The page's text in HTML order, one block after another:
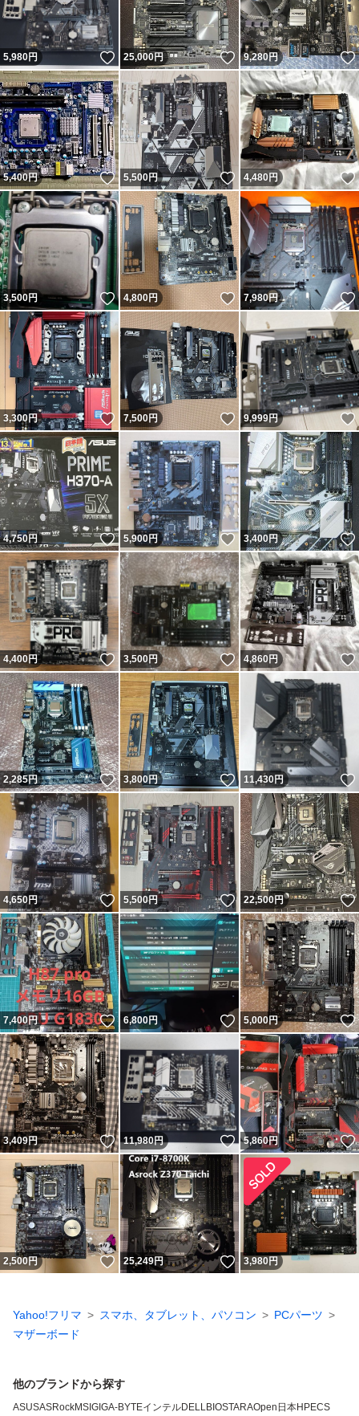
5,980円 いいね！
25,000円 いいね！
9,280円
5,400円 いいね！
5,500円 いいね！
4,480円
3,500円 いいね！
4,800円 いいね！
7,980円
3,300円 いいね！
7,500円 いいね！
9,999円
4,750円 いいね！
5,900円 いいね！
3,400円
4,400円 いいね！
3,500円 いいね！
4,860円
2,285円 いいね！
3,800円 いいね！
11,430円
4,650円 いいね！
5,500円 いいね！
22,500円
7,400円 いいね！
6,800円 いいね！
5,000円
3,409円 いいね！
11,980円 いいね！
5,860円
2,500円 いいね！
25,249円 いいね！
3,980円
Yahoo!フリマ スマホ、タブレット、パソコン
PCパーツ
マザーボード
他のブランドから探す
ASUSASRockMSI GIGA-BYTEインテルDELLBIOSTARAOpen 日本HPECS